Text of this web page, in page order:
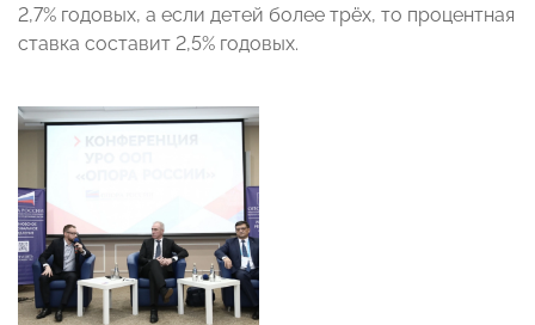
2,7% годовых, а если детей более трёх, то процентная
ставка составит 2,5% годовых.